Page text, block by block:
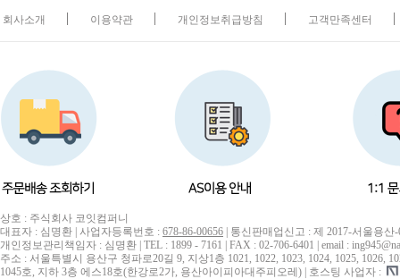
회사소개 이용약관 개인정보취급방침 고객만족센터
상호 : 주식회사 코잇컴퍼니
대표자 : 심명환 | 사업자등록번호 : 678-86-00656 | 통신판매업신고 : 제 2017-서울용산
개인정보관리책임자 : 심명환 | TEL : 1899 - 7161 | FAX : 02-706-6401 | email :
주소 : 서울특별시 용산구 청파로20길 9, 지상1층 1021, 1022, 1023, 1024, 1025, 1026,
1045호, 지하 3층 에스18호(한강로2가, 용산아이피아대주피오레) | 호스팅 사업자 :